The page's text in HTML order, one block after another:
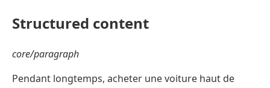
Structured content
core/paragraph
Pendant longtemps, acheter une voiture haut de